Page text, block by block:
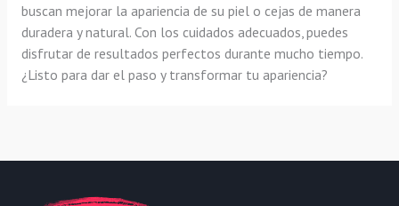
buscan mejorar la apariencia de su piel o cejas de manera
duradera y natural. Con los cuidados adecuados, puedes
disfrutar de resultados perfectos durante mucho tiempo.
¿Listo para dar el paso y transformar tu apariencia?